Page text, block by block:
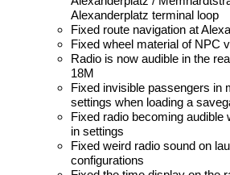
Alexanderplatz terminal loop
Fixed route navigation at
Fixed wheel material of NPC
Radio is now audible in the
18M
Fixed invisible passengers in
settings when loading a
Fixed radio becoming audible
in settings
Fixed weird radio sound on
configurations